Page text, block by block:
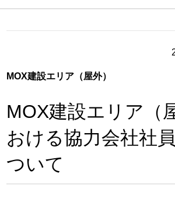
MOX建設エリア（屋外）
MOX建設エリア（
おける協力会社社
ついて